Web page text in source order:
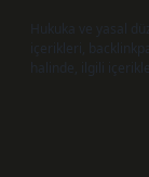
Hukuka ve yasal
içerikleri,
halinde, ilgili